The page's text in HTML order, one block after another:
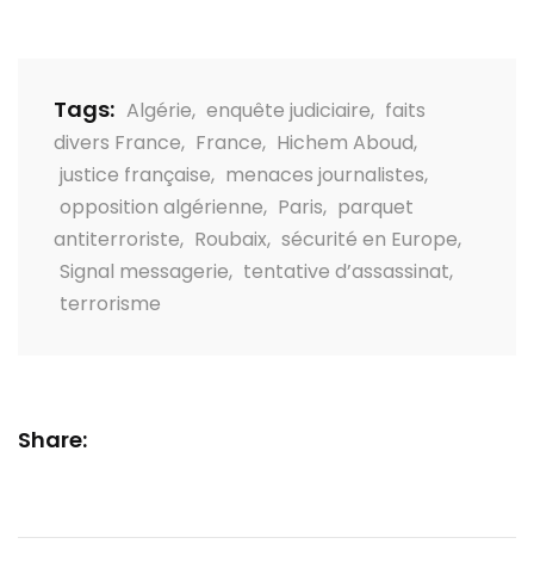
Tags: Algérie, enquête judiciaire, faits
divers France, France, Hichem Aboud,
justice française, menaces journalistes,
opposition algérienne, Paris, parquet
antiterroriste, Roubaix, sécurité en Europe,
Signal messagerie, tentative d’assassinat,
terrorisme
Share: